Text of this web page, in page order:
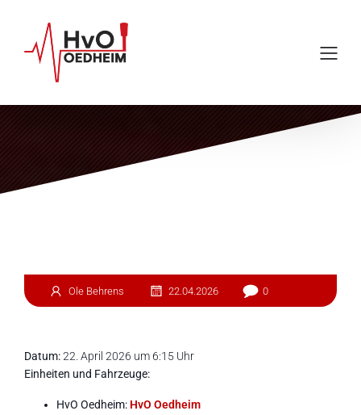
Ole Behrens 22.04.2026 0
Datum:22. April 2026 um 6:15 Uhr
Einheiten und Fahrzeuge:
HvO Oedheim: HvO Oedheim